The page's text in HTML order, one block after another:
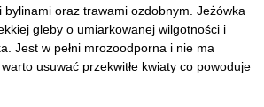
bylinami oraz trawami ozdobnym. Jeżówka
gleby o umiarkowanej wilgotności i
Jest w pełni mrozoodporna i nie ma
usuwać przekwitłe kwiaty co powoduje